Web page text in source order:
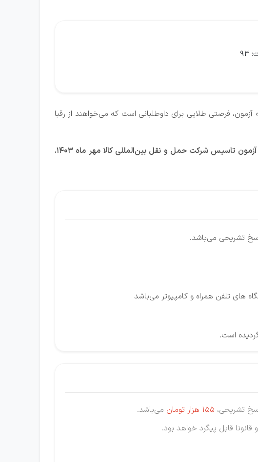
فرصتی طلایی برای داوطلبانی است که می‌خواهند از رقبا
تاسیس شرکت حمل و نقل بین‌المللی کالا مهر ماه 1403
،
تشریحی می‌باشد.
های تلفن همراه و کامپیوتر می‌باشد
است.
155 هزار تومان می‌باشد.
قابل پیگرد خواهد بود.